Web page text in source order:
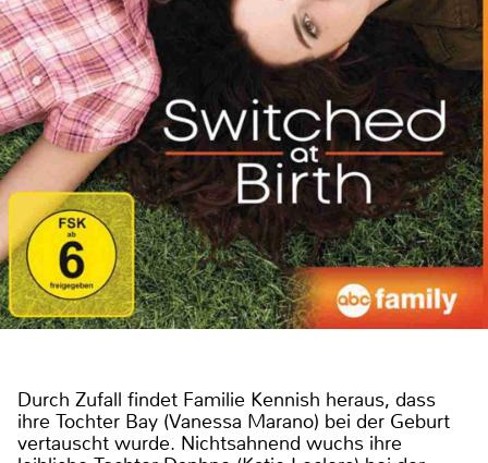
Durch Zufall findet Familie Kennish heraus, dass
ihre Tochter Bay (Vanessa Marano) bei der Geburt
vertauscht wurde. Nichtsahnend wuchs ihre